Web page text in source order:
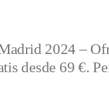
2024 –
desde 69 €.